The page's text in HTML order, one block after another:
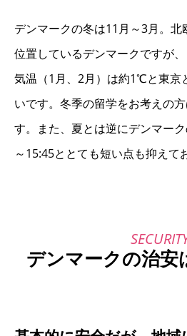
デンマークの冬は11月～3月。
位置しているデンマークですが
気温（1月、2月）は約1℃と東京
いです。冬季の留学をお考えの
す。また、夏とは逆にデンマー
～15:45ととても短い点も抑えて
デンマークの治安